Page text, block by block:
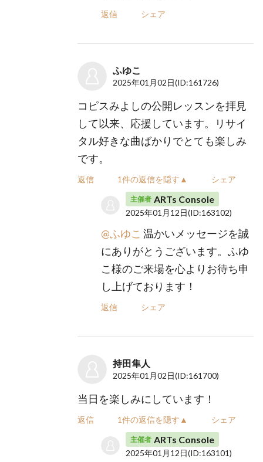
返信 シェア
ふゆこ
2025年01月02日(ID:161726)
コピスみよしの公開レッスンを拝見
して以来、応援しています。リサイ
タル好きな曲ばかりでとても楽しみ
です。
返信 1件の返信を隠す▲ シェア
主催者 ARTs Console
2025年01月12日(ID:163102)
@ふゆこ 温かいメッセージを誠
にありがとうございます。ふゆ
こ様のご来場を心よりお待ち申
し上げております！
返信 シェア
持田隼人
2025年01月02日(ID:161700)
当日を楽しみにしています！
返信 1件の返信を隠す▲ シェア
主催者 ARTs Console
2025年01月12日(ID:163101)